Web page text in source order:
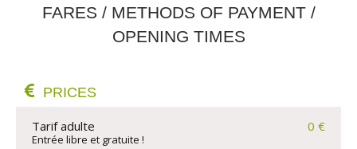
FARES / METHODS OF PAYMENT /
OPENING TIMES
PRICES
Tarif adulte 0 €
Entrée libre et gratuite !